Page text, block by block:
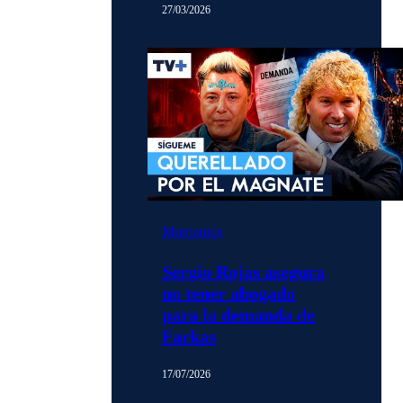
27/03/2026
Momentos
Sergio Rojas asegura
no tener abogado
para la demanda de
Farkas
17/07/2026